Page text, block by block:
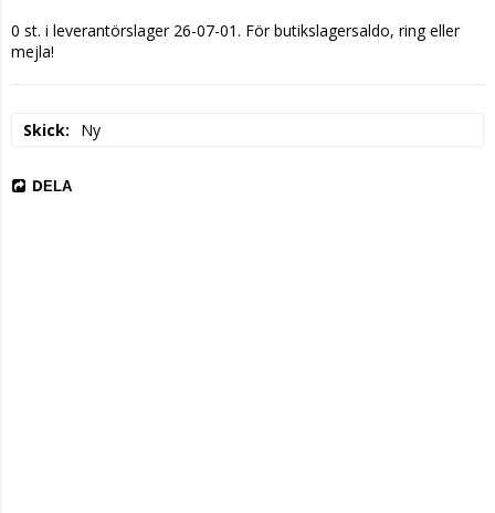
0 st. i leverantörslager 26-07-01. För butikslagersaldo, ring eller
mejla!
Skick Ny
DELA